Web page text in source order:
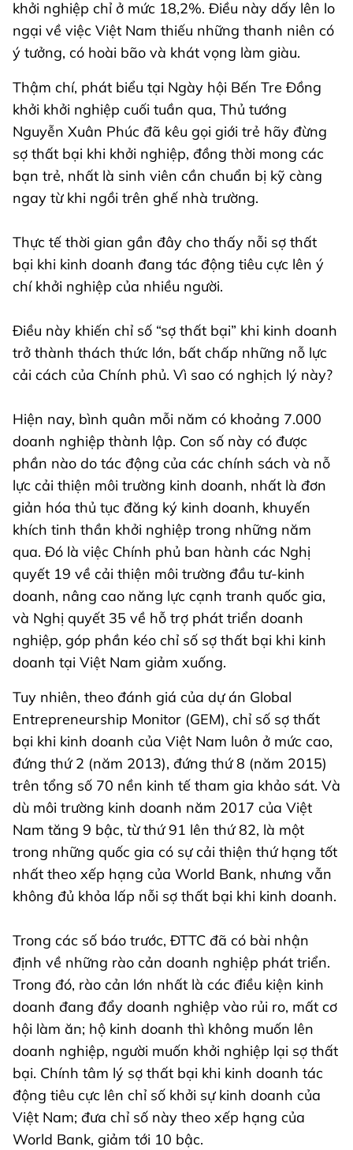
khởi nghiệp chỉ ở mức 18,2%. Điều này dấy lên lo
ngại về việc Việt Nam thiếu những thanh niên có
ý tưởng, có hoài bão và khát vọng làm giàu.
Thậm chí, phát biểu tại Ngày hội Bến Tre Đồng
khởi khởi nghiệp cuối tuần qua, Thủ tướng
Nguyễn Xuân Phúc đã kêu gọi giới trẻ hãy đừng
sợ thất bại khi khởi nghiệp, đồng thời mong các
bạn trẻ, nhất là sinh viên cần chuẩn bị kỹ càng
ngay từ khi ngồi trên ghế nhà trường.
Thực tế thời gian gần đây cho thấy nỗi sợ thất
bại khi kinh doanh đang tác động tiêu cực lên ý
chí khởi nghiệp của nhiều người.
Điều này khiến chỉ số “sợ thất bại” khi kinh doanh
trở thành thách thức lớn, bất chấp những nỗ lực
cải cách của Chính phủ. Vì sao có nghịch lý này?
Hiện nay, bình quân mỗi năm có khoảng 7.000
doanh nghiệp thành lập. Con số này có được
phần nào do tác động của các chính sách và nỗ
lực cải thiện môi trường kinh doanh, nhất là đơn
giản hóa thủ tục đăng ký kinh doanh, khuyến
khích tinh thần khởi nghiệp trong những năm
qua. Đó là việc Chính phủ ban hành các Nghị
quyết 19 về cải thiện môi trường đầu tư-kinh
doanh, nâng cao năng lực cạnh tranh quốc gia,
và Nghị quyết 35 về hỗ trợ phát triển doanh
nghiệp, góp phần kéo chỉ số sợ thất bại khi kinh
doanh tại Việt Nam giảm xuống.
Tuy nhiên, theo đánh giá của dự án Global
Entrepreneurship Monitor (GEM), chỉ số sợ thất
bại khi kinh doanh của Việt Nam luôn ở mức cao,
đứng thứ 2 (năm 2013), đứng thứ 8 (năm 2015)
trên tổng số 70 nền kinh tế tham gia khảo sát. Và
dù môi trường kinh doanh năm 2017 của Việt
Nam tăng 9 bậc, từ thứ 91 lên thứ 82, là một
trong những quốc gia có sự cải thiện thứ hạng tốt
nhất theo xếp hạng của World Bank, nhưng vẫn
không đủ khỏa lấp nỗi sợ thất bại khi kinh doanh.
Trong các số báo trước, ĐTTC đã có bài nhận
định về những rào cản doanh nghiệp phát triển.
Trong đó, rào cản lớn nhất là các điều kiện kinh
doanh đang đẩy doanh nghiệp vào rủi ro, mất cơ
hội làm ăn; hộ kinh doanh thì không muốn lên
doanh nghiệp, người muốn khởi nghiệp lại sợ thất
bại. Chính tâm lý sợ thất bại khi kinh doanh tác
động tiêu cực lên chỉ số khởi sự kinh doanh của
Việt Nam; đưa chỉ số này theo xếp hạng của
World Bank, giảm tới 10 bậc.